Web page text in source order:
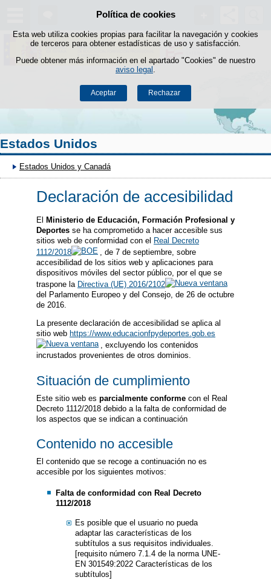
Política de cookies
Esta web utiliza cookies propias para facilitar la navegación y cookies
de terceros para obtener estadísticas de uso y satisfacción.
Puede obtener más información en el apartado "Cookies" de nuestro
aviso legal
Aceptar Rechazar
Saltar al contenido
Estados Unidos
Estados Unidos y Canadá
Declaración de accesibilidad
El
Ministerio de Educación, Formación Profesional y
Deportes se ha comprometido a hacer accesible sus
sitios web de conformidad con el Real Decreto
1112/2018
, de 7 de septiembre, sobre
accesibilidad de los sitios web y aplicaciones para
dispositivos móviles del sector público, por el que se
traspone la Directiva (UE) 2016/2102
del Parlamento Europeo y del Consejo, de 26 de octubre
de 2016.
La presente declaración de accesibilidad se aplica al
sitio web https://www.educacionfpydeportes.gob.es
, excluyendo los contenidos
incrustados provenientes de otros dominios.
Situación de cumplimiento
Este sitio web es parcialmente conforme con el Real
Decreto 1112/2018 debido a la falta de conformidad de
los aspectos que se indican a continuación
Contenido no accesible
El contenido que se recoge a continuación no es
accesible por los siguientes motivos:
Falta de conformidad con Real Decreto
1112/2018
Es posible que el usuario no pueda
adaptar las características de los
subtítulos a sus requisitos individuales.
[requisito número 7.1.4 de la norma UNE-
EN 301549:2022 Características de los
subtítulos]